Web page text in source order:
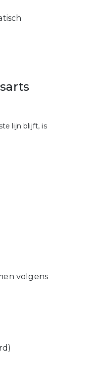
lijn blijft, is
volgens